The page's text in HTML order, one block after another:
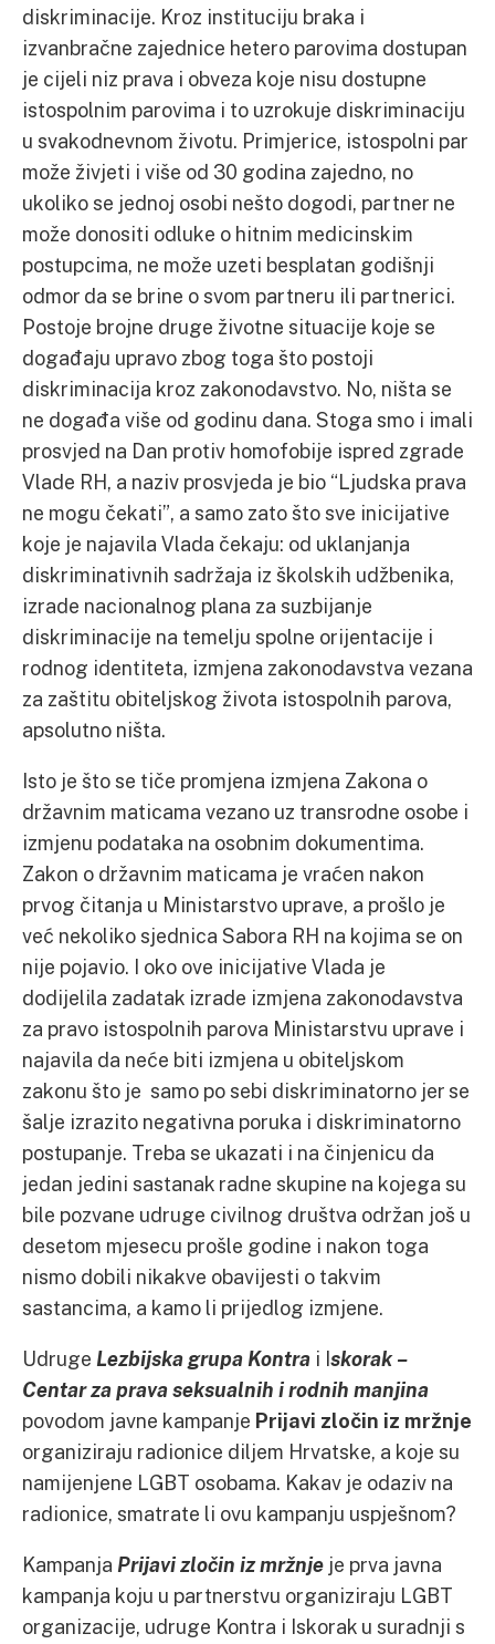
diskriminacije. Kroz instituciju braka i
izvanbračne zajednice hetero parovima dostupan
je cijeli niz prava i obveza koje nisu dostupne
istospolnim parovima i to uzrokuje diskriminaciju
u svakodnevnom životu. Primjerice, istospolni par
može živjeti i više od 30 godina zajedno, no
ukoliko se jednoj osobi nešto dogodi, partner ne
može donositi odluke o hitnim medicinskim
postupcima, ne može uzeti besplatan godišnji
odmor da se brine o svom partneru ili partnerici.
Postoje brojne druge životne situacije koje se
događaju upravo zbog toga što postoji
diskriminacija kroz zakonodavstvo. No, ništa se
ne događa više od godinu dana. Stoga smo i imali
prosvjed na Dan protiv homofobije ispred zgrade
Vlade RH, a naziv prosvjeda je bio “Ljudska prava
ne mogu čekati”, a samo zato što sve inicijative
koje je najavila Vlada čekaju: od uklanjanja
diskriminativnih sadržaja iz školskih udžbenika,
izrade nacionalnog plana za suzbijanje
diskriminacije na temelju spolne orijentacije i
rodnog identiteta, izmjena zakonodavstva vezana
za zaštitu obiteljskog života istospolnih parova,
apsolutno ništa.
Isto je što se tiče promjena izmjena Zakona o
državnim maticama vezano uz transrodne osobe i
izmjenu podataka na osobnim dokumentima.
Zakon o državnim maticama je vraćen nakon
prvog čitanja u Ministarstvo uprave, a prošlo je
već nekoliko sjednica Sabora RH na kojima se on
nije pojavio. I oko ove inicijative Vlada je
dodijelila zadatak izrade izmjena zakonodavstva
za pravo istospolnih parova Ministarstvu uprave i
najavila da neće biti izmjena u obiteljskom
zakonu što je samo po sebi diskriminatorno jer se
šalje izrazito negativna poruka i diskriminatorno
postupanje. Treba se ukazati i na činjenicu da
jedan jedini sastanak radne skupine na kojega su
bile pozvane udruge civilnog društva održan još u
desetom mjesecu prošle godine i nakon toga
nismo dobili nikakve obavijesti o takvim
sastancima, a kamo li prijedlog izmjene.
Udruge Lezbijska grupa Kontra i Iskorak –
Centar za prava seksualnih i rodnih manjina
povodom javne kampanje Prijavi zločin iz mržnje
organiziraju radionice diljem Hrvatske, a koje su
namijenjene LGBT osobama. Kakav je odaziv na
radionice, smatrate li ovu kampanju uspješnom?
Kampanja Prijavi zločin iz mržnje je prva javna
kampanja koju u partnerstvu organiziraju LGBT
organizacije, udruge Kontra i Iskorak u suradnji s